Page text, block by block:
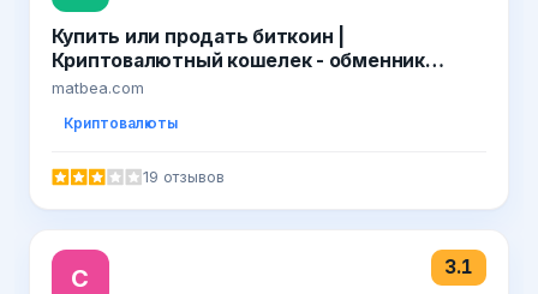
Купить или продать биткоин |
Криптовалютный кошелек - обменник
Матби!
matbea.com
Криптовалюты
19 отзывов
C 3.1